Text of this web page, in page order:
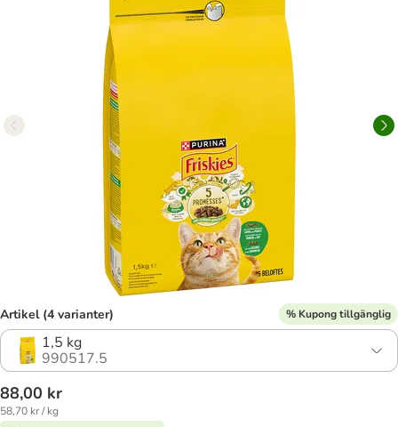
Artikel (4 varianter) % Kupong tillgänglig
1,5 kg
990517.5
88,00 kr
58,70 kr / kg